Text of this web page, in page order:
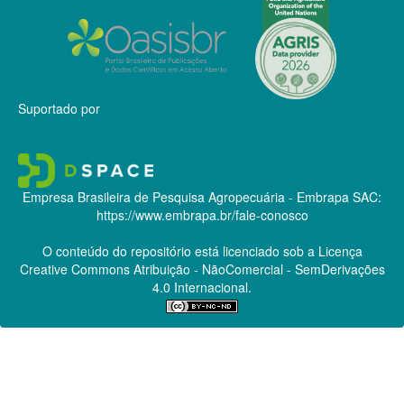
Suportado por
Empresa Brasileira de Pesquisa Agropecuária - Embrapa SAC:
https://www.embrapa.br/fale-conosco
O conteúdo do repositório está licenciado sob a Licença
Creative CommonsAtribuição - NãoComercial - SemDerivações
4.0 Internacional.